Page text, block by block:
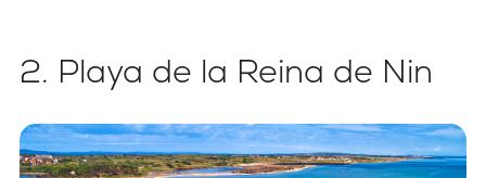
2. Playa de la Reina de Nin